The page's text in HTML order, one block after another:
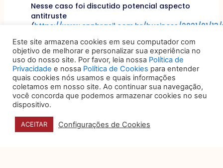
Nesse caso foi discutido potencial aspecto
antitruste
(https://www.cnnbrasil.com.br/business/2021/01/
de-ser-o-mais-baixado-do-brasil), como
vem ocorrendo na Europa, inclusive quanto à
eficácia e validade de alterações nos termos
de consentimento aos usuários, que sejam
indispensáveis à utilização do próprio
aplicativo, nos casos em que se considere
plausível a caracterização de posição
dominante no mercado da empresa,
exatamente na mesma linha que as
autoridades europeias vêm buscando
Este site armazena cookies em seu computador com
objetivo de melhorar e personalizar sua experiência no
uso do nosso site. Por favor, leia nossa Política de
Privacidade e nossa Política de Cookies para entender
quais cookies nós usamos e quais informações
coletamos em nosso site. Ao continuar sua navegação,
você concorda que podemos armazenar cookies no seu
dispositivo.
ACEITAR Configurações de Cookies